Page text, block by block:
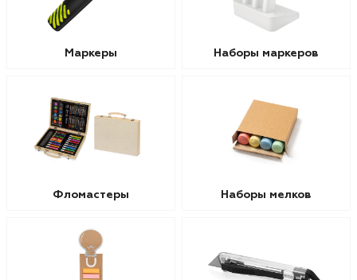
Маркеры Наборы маркеров
Фломастеры Наборы мелков